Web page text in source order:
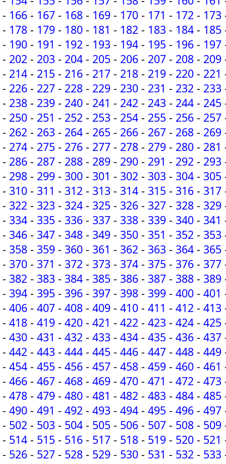
- 166 - 167 - 168 - 169 - 170 - 171 - 172 - 173
- 178 - 179 - 180 - 181 - 182 - 183 - 184 - 185
- 190 - 191 - 192 - 193 - 194 - 195 - 196 - 197
- 202 - 203 - 204 - 205 - 206 - 207 - 208 - 209
- 214 - 215 - 216 - 217 - 218 - 219 - 220 - 221
- 226 - 227 - 228 - 229 - 230 - 231 - 232 - 233
- 238 - 239 - 240 - 241 - 242 - 243 - 244 - 245
- 250 - 251 - 252 - 253 - 254 - 255 - 256 - 257
- 262 - 263 - 264 - 265 - 266 - 267 - 268 - 269
- 274 - 275 - 276 - 277 - 278 - 279 - 280 - 281
- 286 - 287 - 288 - 289 - 290 - 291 - 292 - 293
- 298 - 299 - 300 - 301 - 302 - 303 - 304 - 305
- 310 - 311 - 312 - 313 - 314 - 315 - 316 - 317
- 322 - 323 - 324 - 325 - 326 - 327 - 328 - 329
- 334 - 335 - 336 - 337 - 338 - 339 - 340 - 341
- 346 - 347 - 348 - 349 - 350 - 351 - 352 - 353
- 358 - 359 - 360 - 361 - 362 - 363 - 364 - 365
- 370 - 371 - 372 - 373 - 374 - 375 - 376 - 377
- 382 - 383 - 384 - 385 - 386 - 387 - 388 - 389
- 394 - 395 - 396 - 397 - 398 - 399 - 400 - 401
- 406 - 407 - 408 - 409 - 410 - 411 - 412 - 413
- 418 - 419 - 420 - 421 - 422 - 423 - 424 - 425
- 430 - 431 - 432 - 433 - 434 - 435 - 436 - 437
- 442 - 443 - 444 - 445 - 446 - 447 - 448 - 449
- 454 - 455 - 456 - 457 - 458 - 459 - 460 - 461
- 466 - 467 - 468 - 469 - 470 - 471 - 472 - 473
- 478 - 479 - 480 - 481 - 482 - 483 - 484 - 485
- 490 - 491 - 492 - 493 - 494 - 495 - 496 - 497
- 502 - 503 - 504 - 505 - 506 - 507 - 508 - 509
- 514 - 515 - 516 - 517 - 518 - 519 - 520 - 521
- 526 - 527 - 528 - 529 - 530 - 531 - 532 - 533